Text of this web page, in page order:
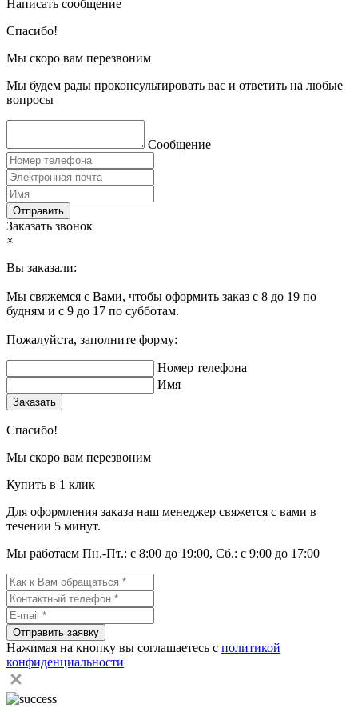
Написать сообщение
Спасибо!
Мы скоро вам перезвоним
Мы будем рады проконсультировать вас и ответить на любые
вопросы
Сообщение
Отправить
Заказать звонок
×
Вы заказали:
Мы свяжемся с Вами, чтобы оформить заказ с 8 до 19 по
будням и с 9 до 17 по субботам.
Пожалуйста, заполните форму:
Номер телефона
Имя
Заказать
Спасибо!
Мы скоро вам перезвоним
Купить в 1 клик
Для оформления заказа наш менеджер свяжется с вами в
течении 5 минут.
Мы работаем Пн.-Пт.: с 8:00 до 19:00, Сб.: с 9:00 до 17:00
Отправить заявку
Нажимая на кнопку вы соглашаетесь с политикой
конфиденциальности